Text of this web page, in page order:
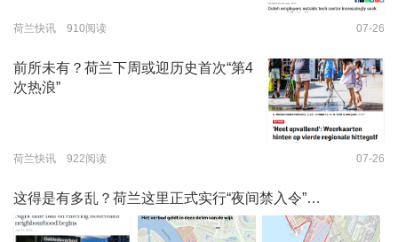
荷兰快讯 910阅读 07-26
前所未有？荷兰下周或迎历史首次“第4
次热浪”
荷兰快讯 922阅读 07-26
这得是有多乱？荷兰这里正式实行“夜间禁入令”…